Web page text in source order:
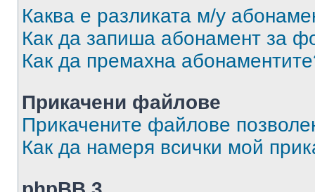
Каква е разликата м/у
Как да запиша абонамент за
Как да премахна
Прикачени файлове
Прикачените файлове
Как да намеря всички мой